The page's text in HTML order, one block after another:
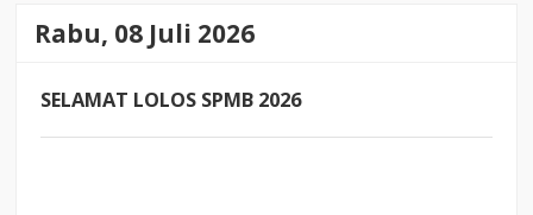
Rabu, 08 Juli 2026
SELAMAT LOLOS SPMB 2026